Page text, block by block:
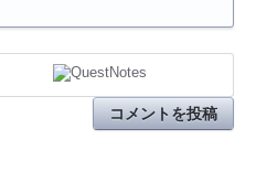
コメントを投稿